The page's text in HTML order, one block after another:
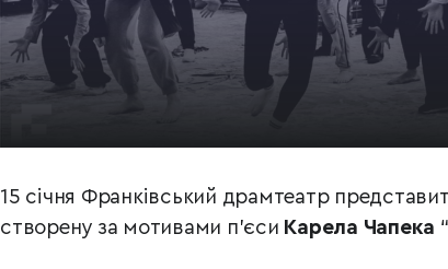
15 січня Франківський драмтеатр
створену за мотивами п’єси Карела Чапека